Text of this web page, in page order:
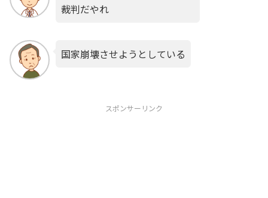
裁判だやれ
国家崩壊させようとしている
スポンサーリンク